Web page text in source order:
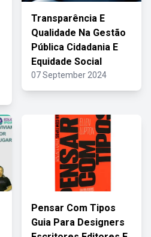
Transparência E
Qualidade Na Gestão
Pública Cidadania E
Equidade Social
07 September 2024
Pensar Com Tipos
Guia Para Designers